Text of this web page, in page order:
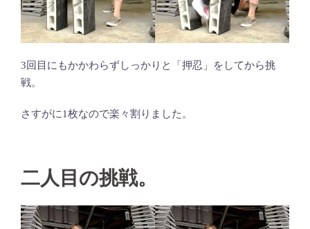
3回目にもかかわらずしっかりと「押忍」をしてから挑
戦。
さすがに1枚なので楽々割りました。
二人目の挑戦。